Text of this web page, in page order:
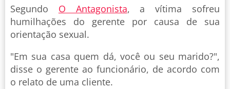
Segundo O Antagonista, a vítima sofreu
humilhações do gerente por causa de sua
orientação sexual.
"Em sua casa quem dá, você ou seu marido?",
disse o gerente ao funcionário, de acordo com
o relato de uma cliente.